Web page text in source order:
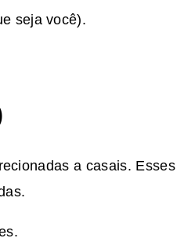
seja você).
a casais. Esses